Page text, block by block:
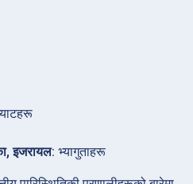
इजरायल: भ्यागुताहरू